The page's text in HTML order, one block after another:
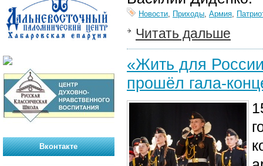
Новости, Приходы, Армия,
Читать дальше
«Жить для
прошёл гала-
Вконтакте